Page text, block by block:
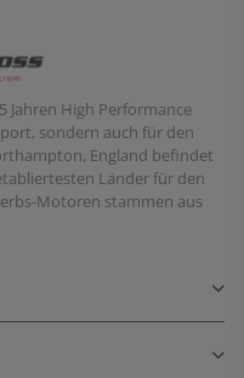
Jahren High Performance
sondern auch für den
England befindet
Länder für den
Motoren stammen aus